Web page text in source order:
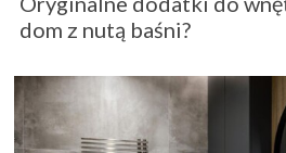
dom z nutą baśni?